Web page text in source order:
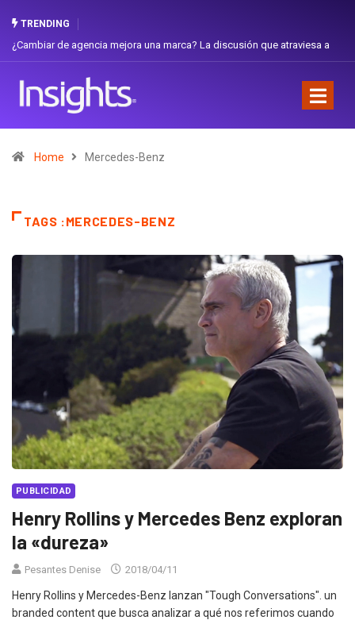
TRENDING
a
Gabriela Herrera y el arte de cambiarse el sombrero en Corporación
Home Mercedes-Benz
TAGS :MERCEDES-BENZ
PUBLICIDAD
Henry Rollins y Mercedes Benz exploran
la «dureza»
Pesantes Denise 2018/04/11
Henry Rollins y Mercedes-Benz lanzan "Tough Conversations". un
branded content que busca analizar a qué nos referimos cuando